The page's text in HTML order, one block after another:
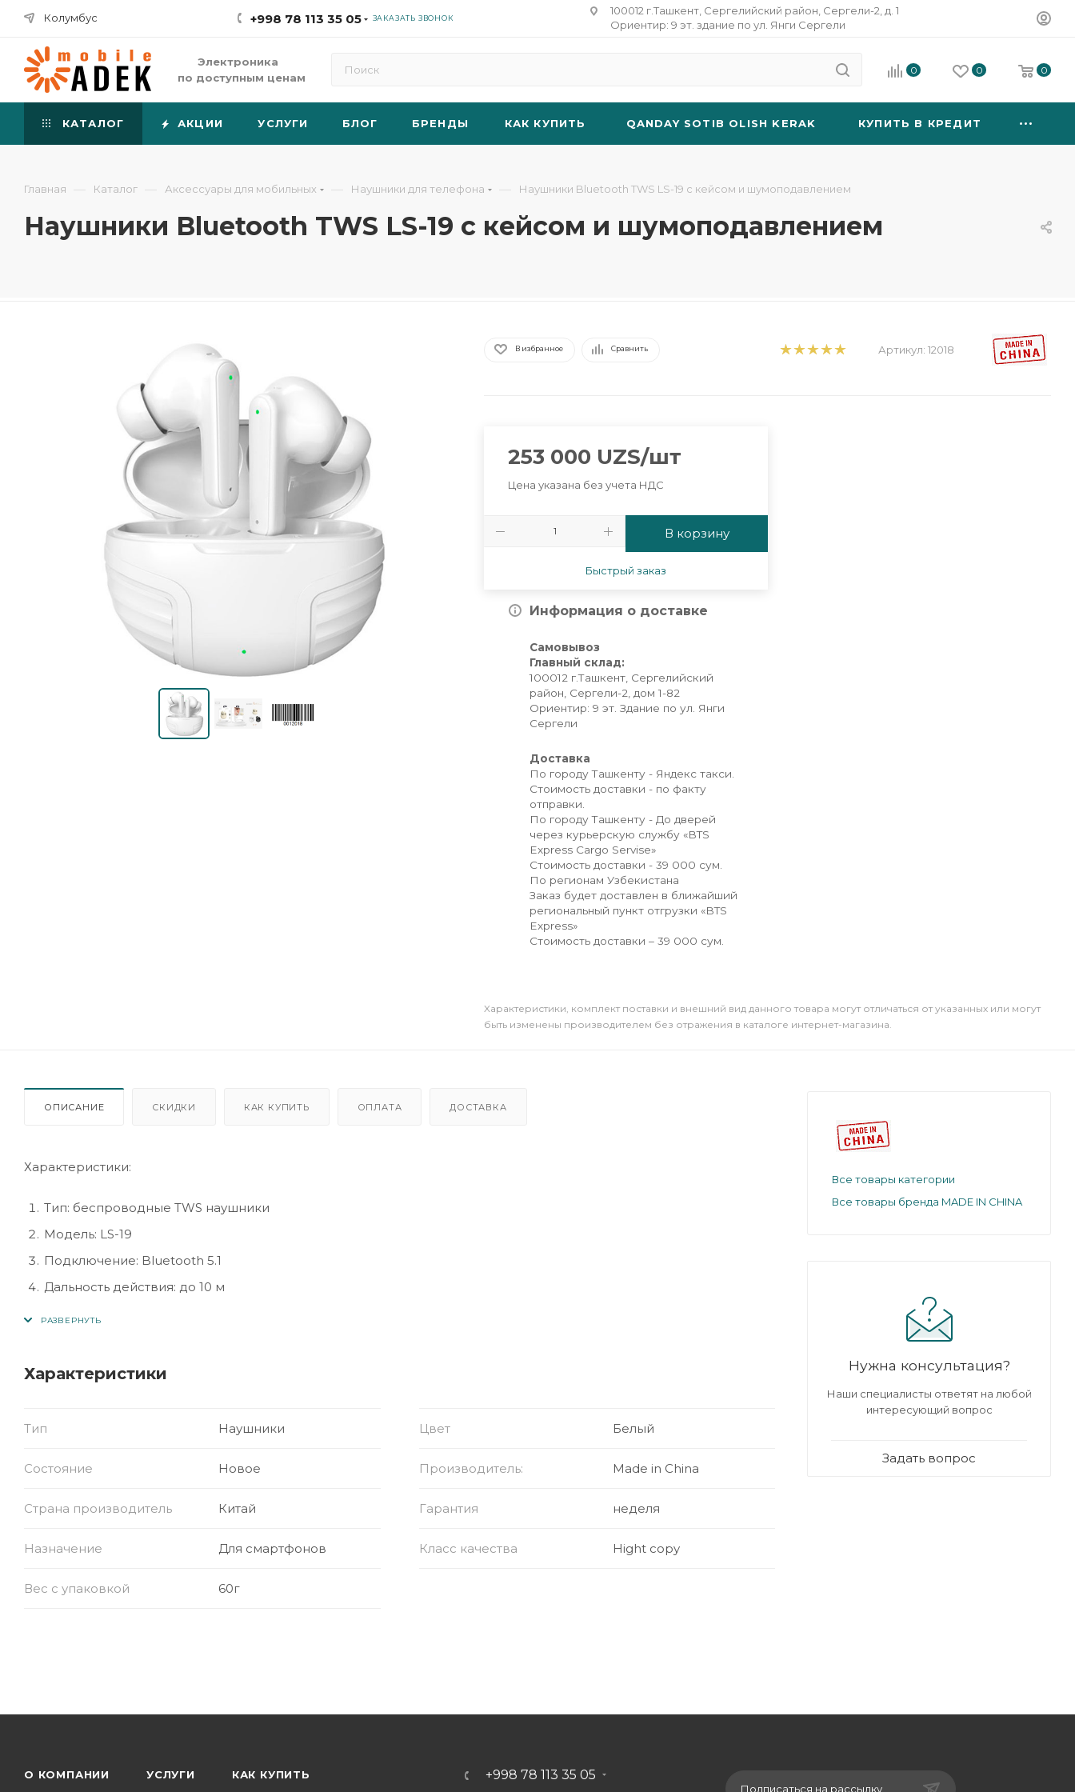
Колумбус +998 78 113 35 05 ЗАКАЗАТЬ ЗВОНОК
100012 г.Ташкент, Сергелийский район, Сергели-2, д. 1
Ориентир: 9 эт. здание по ул. Янги Сергели
Электроника
по доступным ценам
0 0 0
КАТАЛОГ АКЦИИ УСЛУГИ БЛОГ БРЕНДЫ КАК КУПИТЬ QANDAY SOTIB OLISH KERAK КУПИТЬ В КРЕДИТ
Главная — Каталог — Аксессуары для мобильных — Наушники для телефона — Наушники Bluetooth TWS LS-19 с кейсом и шумоподавлением
Наушники Bluetooth TWS LS-19 с кейсом и шумоподавлением
В избранное Сравнить Артикул: 12018
253 000 UZS/шт
Цена указана без учета НДС
В корзину
Быстрый заказ
Информация о доставке
Самовывоз
Главный склад:
100012 г.Ташкент, Сергелийский
район, Сергели-2, дом 1-82
Ориентир: 9 эт. Здание по ул. Янги
Сергели
Доставка
По городу Ташкенту - Яндекс такси.
Стоимость доставки - по факту
отправки.
По городу Ташкенту - До дверей
через курьерскую службу «BTS
Express Cargo Servise»
Стоимость доставки - 39 000 сум.
По регионам Узбекистана
Заказ будет доставлен в ближайший
региональный пункт отгрузки «BTS
Express»
Стоимость доставки – 39 000 сум.
Xарактеристики, комплект поставки и внешний вид данного товара могут отличаться от указанных или могут
быть изменены производителем без отражения в каталоге интернет-магазина.
ОПИСАНИЕ СКИДКИ КАК КУПИТЬ ОПЛАТА ДОСТАВКА
Характеристики:
Тип: беспроводные TWS наушники
Модель: LS-19
Подключение: Bluetooth 5.1
Дальность действия: до 10 м
Назначение: музыка, звонки, спорт
Характеристики
Тип Наушники Цвет Белый
Состояние Новое Производитель: Made in China
Страна производитель Китай Гарантия неделя
Назначение Для смартфонов Класс качества Hight copy
Вес с упаковкой 60г
Все товары категории
Все товары бренда MADE IN CHINA
Нужна консультация?
Наши специалисты ответят на любой
интересующий вопрос
Задать вопрос
О КОМПАНИИ УСЛУГИ КАК КУПИТЬ +998 78 113 35 05
Подписаться на рассылку